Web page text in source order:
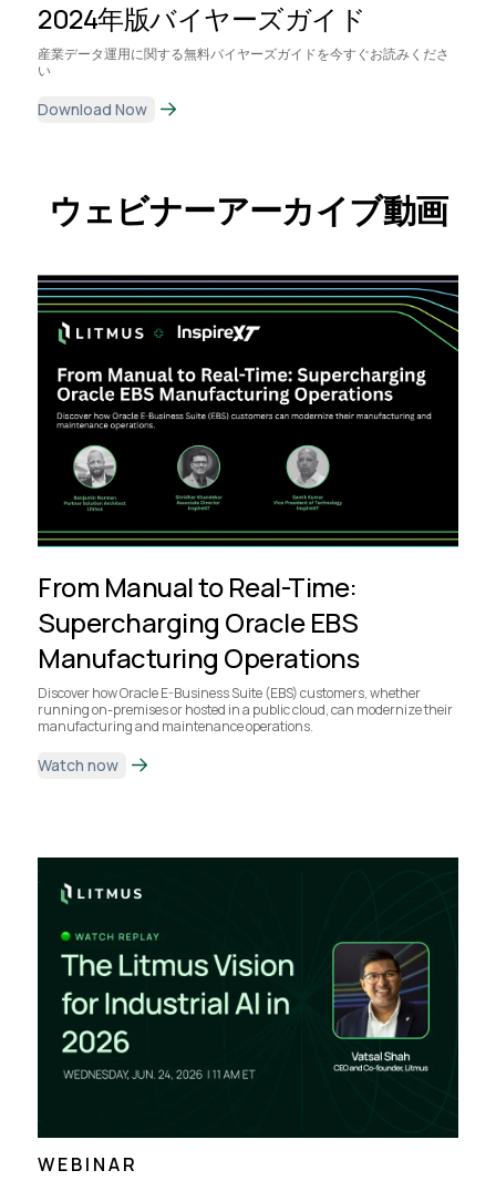
2024年版バイヤーズガイド
産業データ運用に関する無料バイヤーズガイドを今すぐお読みくださ
い
Download Now
ウェビナーアーカイブ動画
From Manual to Real-Time:
Supercharging Oracle EBS
Manufacturing Operations
Discover how Oracle E-Business Suite (EBS) customers, whether
running on-premises or hosted in a public cloud, can modernize their
manufacturing and maintenance operations.
Watch now
WEBINAR